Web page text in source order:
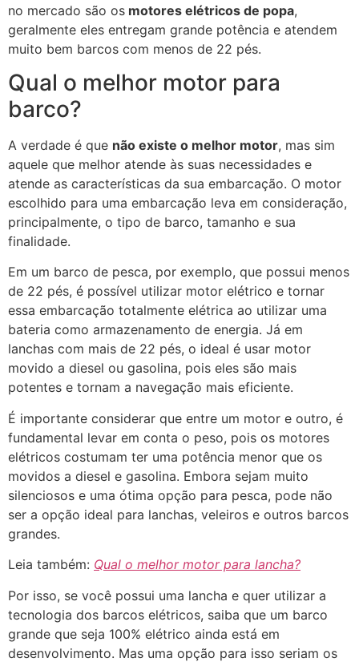
no mercado são os motores elétricos de popa,
geralmente eles entregam grande potência e atendem
muito bem barcos com menos de 22 pés.
Qual o melhor motor para
barco?
A verdade é que não existe o melhor motor, mas sim
aquele que melhor atende às suas necessidades e
atende as características da sua embarcação. O motor
escolhido para uma embarcação leva em consideração,
principalmente, o tipo de barco, tamanho e sua
finalidade.
Em um barco de pesca, por exemplo, que possui menos
de 22 pés, é possível utilizar motor elétrico e tornar
essa embarcação totalmente elétrica ao utilizar uma
bateria como armazenamento de energia. Já em
lanchas com mais de 22 pés, o ideal é usar motor
movido a diesel ou gasolina, pois eles são mais
potentes e tornam a navegação mais eficiente.
É importante considerar que entre um motor e outro, é
fundamental levar em conta o peso, pois os motores
elétricos costumam ter uma potência menor que os
movidos a diesel e gasolina. Embora sejam muito
silenciosos e uma ótima opção para pesca, pode não
ser a opção ideal para lanchas, veleiros e outros barcos
grandes.
Leia também: Qual o melhor motor para lancha?
Por isso, se você possui uma lancha e quer utilizar a
tecnologia dos barcos elétricos, saiba que um barco
grande que seja 100% elétrico ainda está em
desenvolvimento. Mas uma opção para isso seriam os